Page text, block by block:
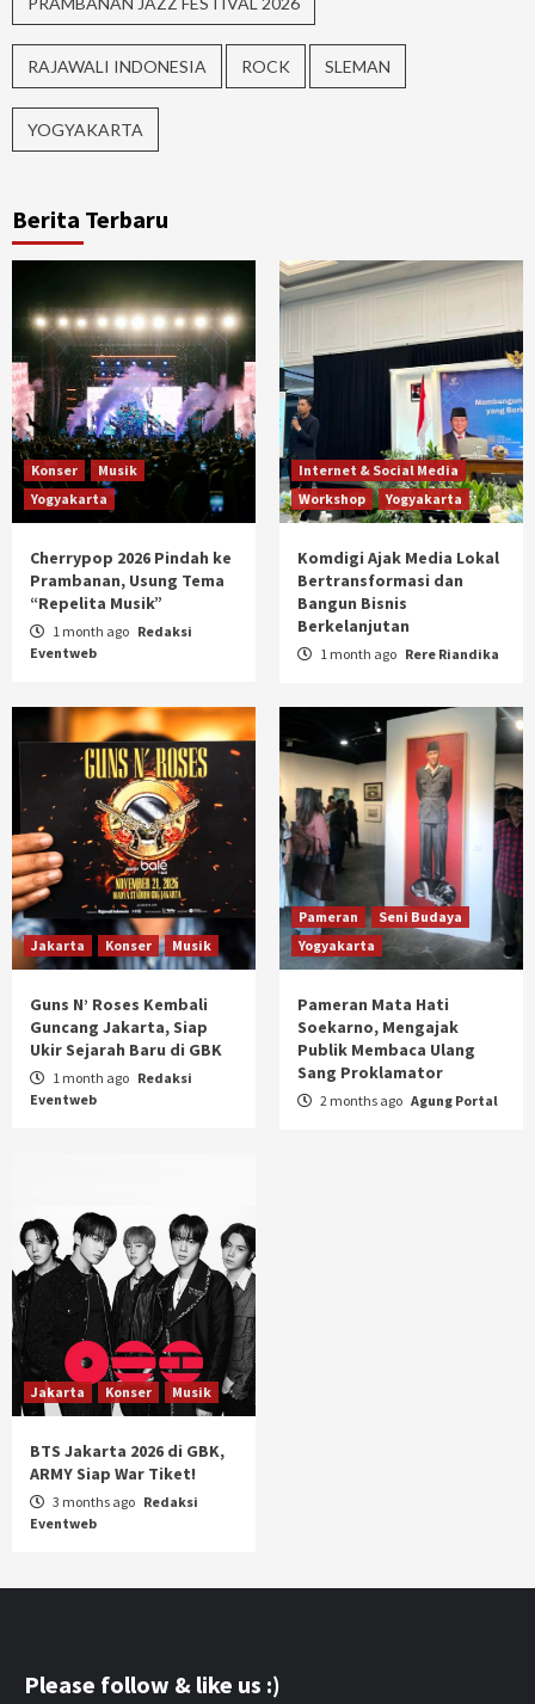
RAJAWALI INDONESIA ROCK SLEMAN
YOGYAKARTA
Berita Terbaru
Konser
Musik
Yogyakarta
Cherrypop 2026 Pindah ke
Prambanan, Usung Tema
“Repelita Musik”
1 month ago Redaksi
Eventweb
Internet & Social Media
Workshop
Yogyakarta
Komdigi Ajak Media Lokal
Bertransformasi dan
Bangun Bisnis
Berkelanjutan
1 month ago Rere Riandika
Jakarta Konser Musik
Guns N’ Roses Kembali
Guncang Jakarta, Siap
Ukir Sejarah Baru di GBK
1 month ago Redaksi
Eventweb
Pameran
Seni Budaya
Yogyakarta
Pameran Mata Hati
Soekarno, Mengajak
Publik Membaca Ulang
Sang Proklamator
2 months ago Agung Portal
Jakarta Konser Musik
BTS Jakarta 2026 di GBK,
ARMY Siap War Tiket!
3 months ago Redaksi
Eventweb
Please follow & like us :)